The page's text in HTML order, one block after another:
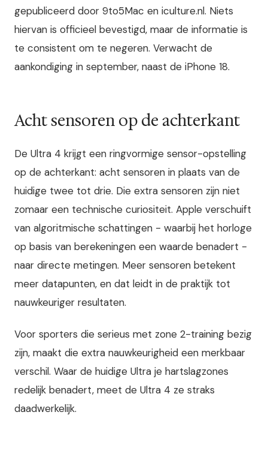
gepubliceerd door 9to5Mac en iculture.nl. Niets
hiervan is officieel bevestigd, maar de informatie is
te consistent om te negeren. Verwacht de
aankondiging in september, naast de iPhone 18.
Acht sensoren op de achterkant
De Ultra 4 krijgt een ringvormige sensor-opstelling
op de achterkant: acht sensoren in plaats van de
huidige twee tot drie. Die extra sensoren zijn niet
zomaar een technische curiositeit. Apple verschuift
van algoritmische schattingen - waarbij het horloge
op basis van berekeningen een waarde benadert -
naar directe metingen. Meer sensoren betekent
meer datapunten, en dat leidt in de praktijk tot
nauwkeuriger resultaten.
Voor sporters die serieus met zone 2-training bezig
zijn, maakt die extra nauwkeurigheid een merkbaar
verschil. Waar de huidige Ultra je hartslagzones
redelijk benadert, meet de Ultra 4 ze straks
daadwerkelijk.